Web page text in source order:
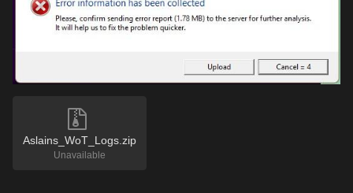
Aslains_WoT_Logs.zip
Unavailable